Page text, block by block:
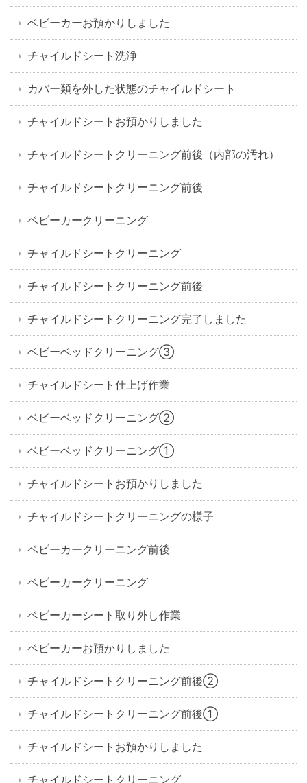
ベビーカーお預かりしました
チャイルドシート洗浄
カバー類を外した状態のチャイルドシート
チャイルドシートお預かりしました
チャイルドシートクリーニング前後（内部の汚れ）
チャイルドシートクリーニング前後
ベビーカークリーニング
チャイルドシートクリーニング
チャイルドシートクリーニング前後
チャイルドシートクリーニング完了しました
ベビーベッドクリーニング③
チャイルドシート仕上げ作業
ベビーベッドクリーニング②
ベビーベッドクリーニング①
チャイルドシートお預かりしました
チャイルドシートクリーニングの様子
ベビーカークリーニング前後
ベビーカークリーニング
ベビーカーシート取り外し作業
ベビーカーお預かりしました
チャイルドシートクリーニング前後②
チャイルドシートクリーニング前後①
チャイルドシートお預かりしました
チャイルドシートクリーニング